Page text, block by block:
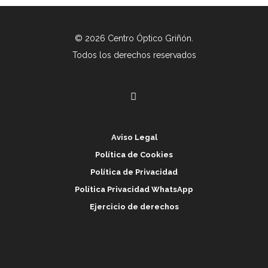
© 2026 Centro Óptico Griñón.
Todos los derechos reservados
Aviso Legal
Política de Cookies
Política de Privacidad
Política Privacidad WhatsApp
Ejercicio de derechos